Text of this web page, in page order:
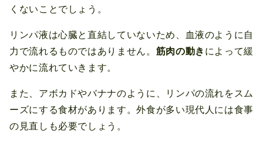
くないことでしょう。
リンパ液は心臓と直結していないため、血液のように自
力で流れるものではありません。 筋肉の動き によって緩
やかに流れていきます。
また、アボカドやバナナのように、リンパの流れをスム
ーズにする食材があります。外食が多い現代人には食事
の見直しも必要でしょう。